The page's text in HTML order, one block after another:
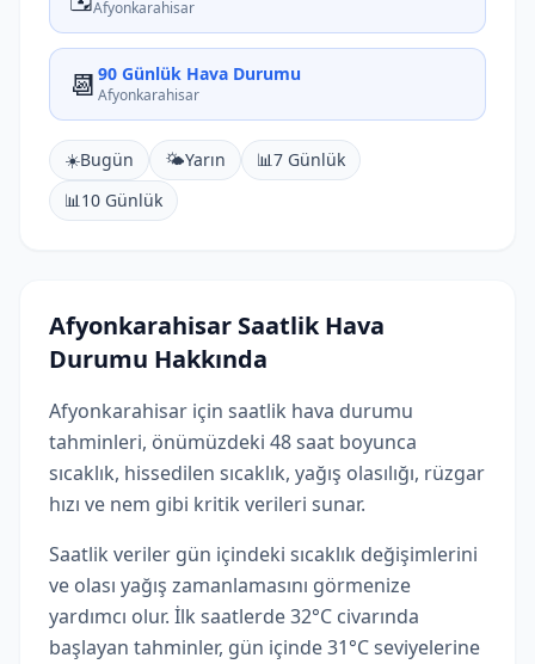
Afyonkarahisar
📆 90 Günlük Hava Durumu
Afyonkarahisar
☀️Bugün 🌤️Yarın 📊7 Günlük
📊10 Günlük
Afyonkarahisar Saatlik Hava
Durumu Hakkında
Afyonkarahisar için saatlik hava durumu
tahminleri, önümüzdeki 48 saat boyunca
sıcaklık, hissedilen sıcaklık, yağış olasılığı, rüzgar
hızı ve nem gibi kritik verileri sunar.
Saatlik veriler gün içindeki sıcaklık değişimlerini
ve olası yağış zamanlamasını görmenize
yardımcı olur. İlk saatlerde 32°C civarında
başlayan tahminler, gün içinde 31°C seviyelerine